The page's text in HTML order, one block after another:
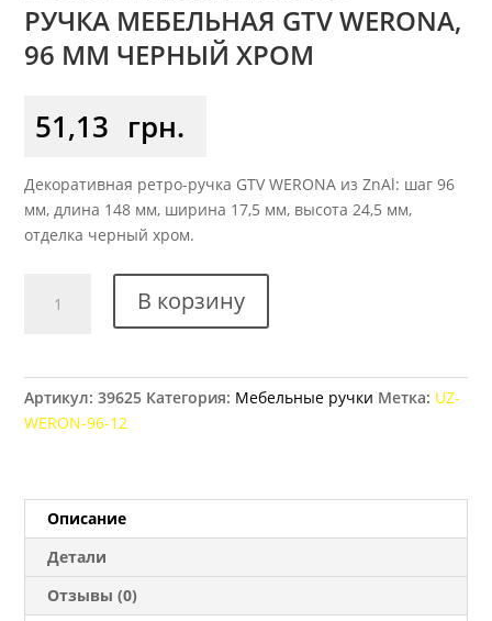
РУЧКА МЕБЕЛЬНАЯ GTV WERONA,
96 ММ ЧЕРНЫЙ ХРОМ
51,13 грн.
Декоративная ретро-ручка GTV WERONA из ZnAl: шаг 96
мм, длина 148 мм, ширина 17,5 мм, высота 24,5 мм,
отделка черный хром.
товара
WERONA,
хром
В корзину
Артикул:39625 Категория: Мебельные ручки Метка: UZ-
WERON-96-12
Описание
Детали
Отзывы (0)